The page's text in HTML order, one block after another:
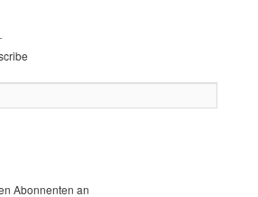
Abonnenten an